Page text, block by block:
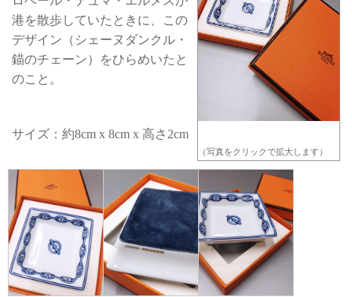
（写真をクリックで拡大します）
港を散歩していたときに、この
デザイン（シェーヌダンクル・
錨のチェーン）をひらめいたと
のこと。
サイズ：約8cm x 8cm x 高さ2cm